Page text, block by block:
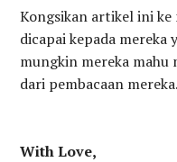
Kongsikan artikel ini ke
dicapai kepada mereka
mungkin mereka mahu
dari pembacaan mereka.
With Love,